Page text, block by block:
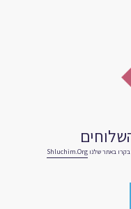
באתר שלנו Shluchim.org